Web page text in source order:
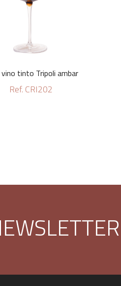
vino tinto Tripoli ambar
Ref. CRI202